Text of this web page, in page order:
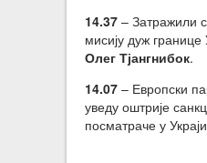
14.37 – Затражили
мисију дуж
Олег Тјангнибок.
14.07 – Европски
уведу оштрије
посматраче у